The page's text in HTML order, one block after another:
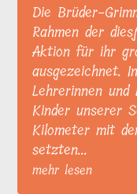
Die Brüder-
Rahmen der
Aktion für ihr
ausgezeichnet.
Lehrerinnen
Kinder unserer
Kilometer mit
setzten...
mehr lesen